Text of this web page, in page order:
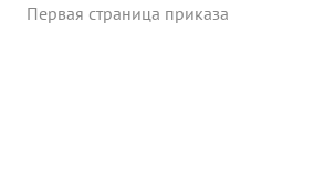
корреспонденция не была вручене
Первая страница приказа